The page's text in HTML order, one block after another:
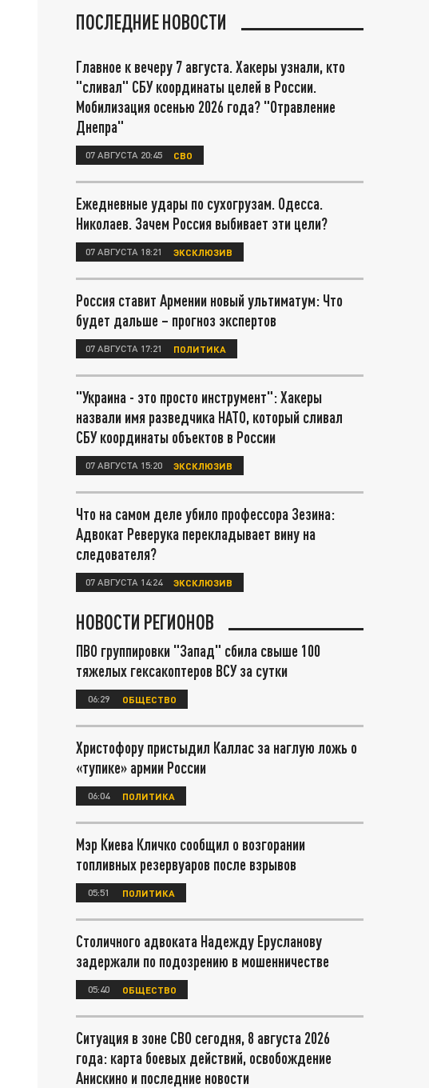
ПОСЛЕДНИЕ НОВОСТИ
Главное к вечеру 7 августа. Хакеры узнали, кто
"сливал" СБУ координаты целей в России.
Мобилизация осенью 2026 года? "Отравление
Днепра"
07 АВГУСТА 20:45 СВО
Ежедневные удары по сухогрузам. Одесса.
Николаев. Зачем Россия выбивает эти цели?
07 АВГУСТА 18:21 ЭКСКЛЮЗИВ
Россия ставит Армении новый ультиматум: Что
будет дальше – прогноз экспертов
07 АВГУСТА 17:21 ПОЛИТИКА
"Украина - это просто инструмент": Хакеры
назвали имя разведчика НАТО, который сливал
СБУ координаты объектов в России
07 АВГУСТА 15:20 ЭКСКЛЮЗИВ
Что на самом деле убило профессора Зезина:
Адвокат Реверука перекладывает вину на
следователя?
07 АВГУСТА 14:24 ЭКСКЛЮЗИВ
НОВОСТИ РЕГИОНОВ
ПВО группировки "Запад" сбила свыше 100
тяжелых гексакоптеров ВСУ за сутки
06:29 ОБЩЕСТВО
Христофору пристыдил Каллас за наглую ложь о
«тупике» армии России
06:04 ПОЛИТИКА
Мэр Киева Кличко сообщил о возгорании
топливных резервуаров после взрывов
05:51 ПОЛИТИКА
Столичного адвоката Надежду Ерусланову
задержали по подозрению в мошенничестве
05:40 ОБЩЕСТВО
Ситуация в зоне СВО сегодня, 8 августа 2026
года: карта боевых действий, освобождение
Анискино и последние новости